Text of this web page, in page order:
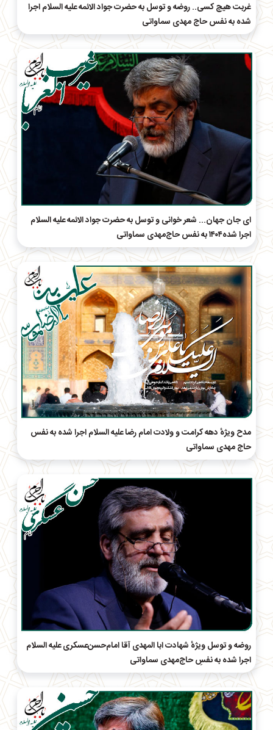
غربت هیچ کسی.. روضه و توسل به حضرت جواد الائمه علیه السلام اجرا
شده به نفس حاج مهدی سماواتی
ای جان جهان... شعر خوانی و توسل به حضرت جواد الائمه علیه السلام
اجرا شده۱۴۰۴ به نفس حاج‌مهدی سماواتی
مدح ویژهٔ دهه کرامت و ولادت امام رضا علیه السلام اجرا شده به نفس
حاج مهدی سماواتی
روضه و توسل ویژهٔ شهادت ابا المهدی آقا امام‌حسن‌عسکری علیه السلام
اجرا شده به نفسِ حاج‌مهدی سماواتی